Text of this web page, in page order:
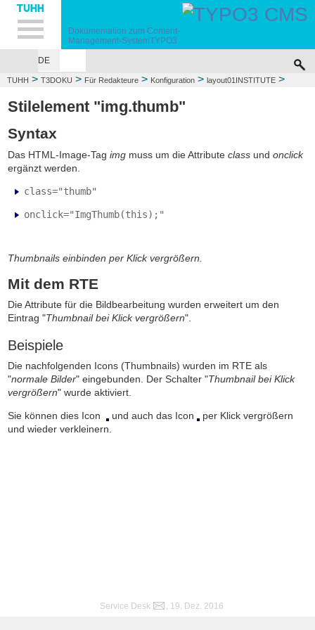
Hauptnavigation
Unternavigation
Inhalt
Suche
Dokumentation zum Content-
Management-SystemTYPO3
DE
TUHH > T3DOKU > Für Redakteure > Konfiguration > layout01INSTITUTE >
Stilelement "img.thumb"
Syntax
Das HTML-Image-Tagimg muss um die Attributeclass undonclick
ergänzt werden.
class="thumb"
onclick="ImgThumb(this);"
Thumbnails einbinden per Klick vergrößern.
Mit dem RTE
Die Attribute für die Bildbearbeitung wurden erweitert um den
Eintrag "Thumbnail bei Klick vergrößern".
Beispiele
Die nachfolgenden Icons (Thumbnails) wurden im RTE als
"normale Bilder" eingebunden. Der Schalter "Thumbnail bei Klick
vergrößern" wurde aktiviert.
Sie können dies Icon und auch das Icon
per Klick vergrößern
und wieder verkleinern.
Service Desk , 19. Dez. 2016